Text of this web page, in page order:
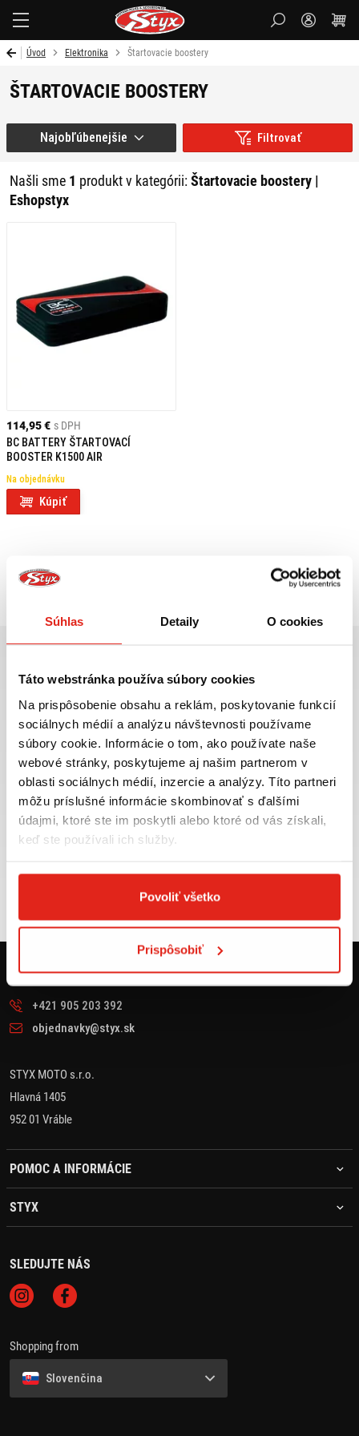
Súhlas Detaily O cookies
Táto webstránka používa súbory cookies
Na prispôsobenie obsahu a reklám, poskytovanie funkcií
sociálnych médií a analýzu návštevnosti používame
súbory cookie. Informácie o tom, ako používate naše
webové stránky, poskytujeme aj našim partnerom v
oblasti sociálnych médií, inzercie a analýzy. Títo partneri
môžu príslušné informácie skombinovať s ďalšími
údajmi, ktoré ste im poskytli alebo ktoré od vás získali,
keď ste používali ich služby.
Povoliť všetko
Prispôsobiť
Úvod Elektronika Štartovacie boostery
ŠTARTOVACIE BOOSTERY
Filtrovať
Našli sme 1 produkt v kategórii:Štartovacie boostery |
Eshopstyx
Najobľúbenejšie
114,95 € s DPH
BC BATTERY ŠTARTOVACÍ
BOOSTER K1500 AIR
Na objednávku
Kúpiť
Najväčší výber moto
príslušenstva ihneď k
odberu
VIAC INFO
Doprava ZADARMO pre
objednávky nad 50€ v rámci
SR
VIAC INFO
KONTAKT
+421 905 203 392
objednavky@styx.sk
STYX MOTO s.r.o.
Hlavná 1405
952 01 Vráble
POMOC A INFORMÁCIE
STYX
SLEDUJTE NÁS
Shopping from
Slovenčina